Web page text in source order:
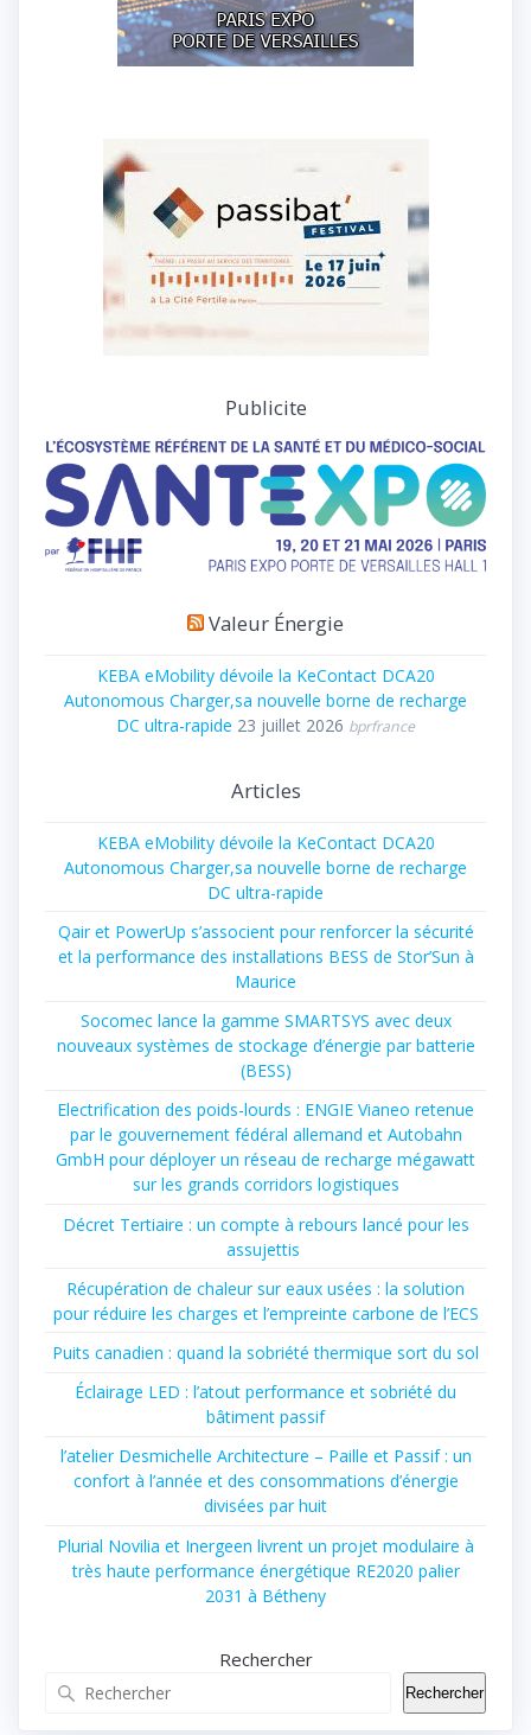
Publicite
Valeur Énergie
KEBA eMobility dévoile la KeContact DCA20
Autonomous Charger,sa nouvelle borne de recharge
DC ultra-rapide 23 juillet 2026 bprfrance
Articles
KEBA eMobility dévoile la KeContact DCA20
Autonomous Charger,sa nouvelle borne de recharge
DC ultra-rapide
Qair et PowerUp s’associent pour renforcer la sécurité
et la performance des installations BESS de Stor’Sun à
Maurice
Socomec lance la gamme SMARTSYS avec deux
nouveaux systèmes de stockage d’énergie par batterie
(BESS)
Electrification des poids-lourds : ENGIE Vianeo retenue
par le gouvernement fédéral allemand et Autobahn
GmbH pour déployer un réseau de recharge mégawatt
sur les grands corridors logistiques
Décret Tertiaire : un compte à rebours lancé pour les
assujettis
Récupération de chaleur sur eaux usées : la solution
pour réduire les charges et l’empreinte carbone de l’ECS
Puits canadien : quand la sobriété thermique sort du sol
Éclairage LED : l’atout performance et sobriété du
bâtiment passif
l’atelier Desmichelle Architecture – Paille et Passif : un
confort à l’année et des consommations d’énergie
divisées par huit
Plurial Novilia et Inergeen livrent un projet modulaire à
très haute performance énergétique RE2020 palier
2031 à Bétheny
Rechercher
Rechercher